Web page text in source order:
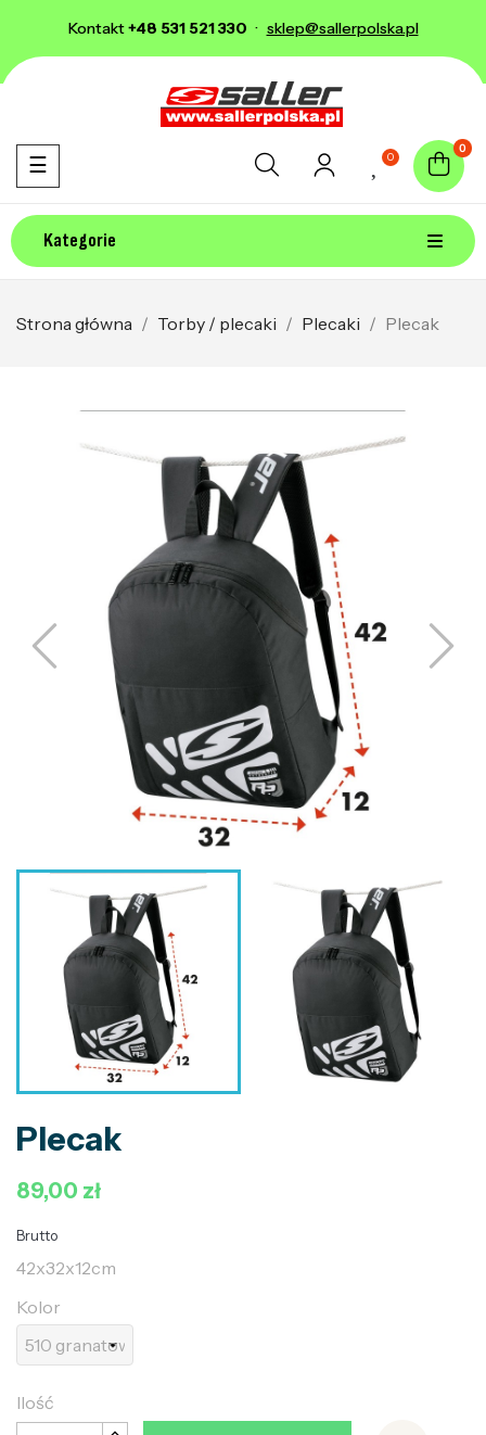
Kontakt+48 531 521 330 · sklep@sallerpolska.pl
0
0
Kategorie
Toggle navigation
☰
Strona główna Torby / plecaki Plecaki Plecak
Plecak
89,00 zł
Brutto
42x32x12cm
Kolor
Ilość